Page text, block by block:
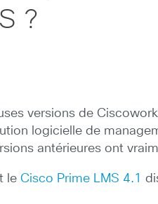
?
versions de
logicielle de
antérieures ont
leCisco Prime LMS 4.1